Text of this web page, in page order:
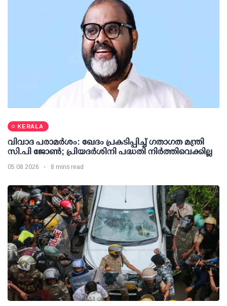
KERALA
വിവാദ പരാമര്‍ശം: ഖേദം പ്രകടിപ്പിച്ച് ഗതാഗത മന്ത്രി
സി.പി ജോണ്‍; പ്രിയദര്‍ശിനി പദ്ധതി നിര്‍ത്തിവെക്കില്ല
05 08 2026 8 mins read